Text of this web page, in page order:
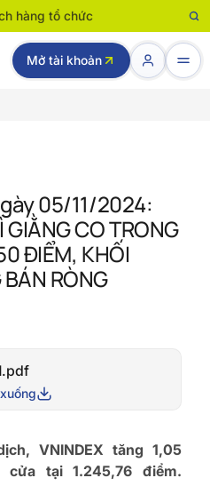
hàng tổ chức
Mở tài khoản
05/11/2024:
GIẰNG CO TRONG
ĐIỂM, KHỐI
RÒNG
VNINDEX tăng 1,05
tại 1.245,76 điểm.